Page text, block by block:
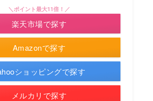
Amazonで探す
＼ポイント最大11倍！／
楽天市場で探す
ショッピングで探す
メルカリで探す